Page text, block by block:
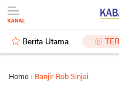
Berita Utama
Home › Banjir Rob Sinjai